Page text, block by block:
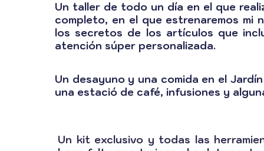
Un taller de todo un día en el que
completo, en el que estrenaremos mi
los secretos de los artículos que
atención súper personalizada.
Un desayuno y una comida en el
una estació de café, infusiones y
Un kit exclusivo y todas las